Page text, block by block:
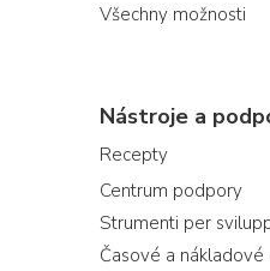
Všechny možnosti
Nástroje a
Recepty
Centrum podpory
Strumenti per
Časové a nákladové